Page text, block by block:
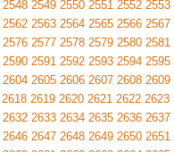
2548 2549 2550 2551 2552 2553
2562 2563 2564 2565 2566 2567
2576 2577 2578 2579 2580 2581
2590 2591 2592 2593 2594 2595
2604 2605 2606 2607 2608 2609
2618 2619 2620 2621 2622 2623
2632 2633 2634 2635 2636 2637
2646 2647 2648 2649 2650 2651